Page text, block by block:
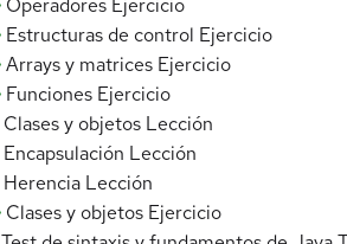
Operadores Ejercicio
Estructuras de control Ejercicio
Arrays y matrices Ejercicio
Funciones Ejercicio
Clases y objetos Lección
Encapsulación Lección
Herencia Lección
Clases y objetos Ejercicio